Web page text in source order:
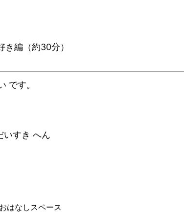
編（約30分）
です。
いすき へん
はなしスペース